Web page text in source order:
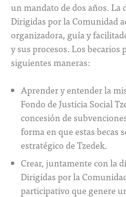
un mandato de dos años. La
Dirigidas por la Comunidad
organizadora, guía y
y sus procesos. Los becarios
siguientes maneras:
Aprender y entender la
Fondo de Justicia Social
concesión de
forma en que estas becas
estratégico de Tzedek.
Crear, juntamente con la
Dirigidas por la
participativo que genere